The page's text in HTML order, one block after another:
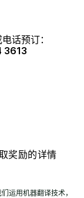
话预订：
3613
奖励的详情
运用机器翻译技术，